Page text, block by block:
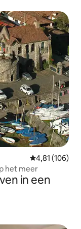
Gemiddelde
4,81 (106)
het meer
in een